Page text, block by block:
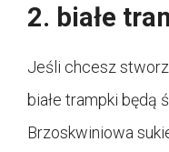
2. białe
Jeśli chcesz
białe trampki będą
Brzoskwiniowa